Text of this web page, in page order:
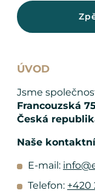
ÚVOD
Jsme
Francouzská
Česká
Naše
E-mail:
Telefon: +420